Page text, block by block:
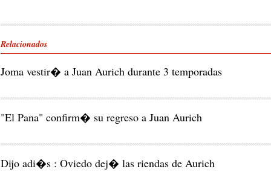
Relacionados
Joma vestir� a Juan Aurich durante 3 temporadas
"El Pana" confirm� su regreso a Juan Aurich
Dijo adi�s : Oviedo dej� las riendas de Aurich